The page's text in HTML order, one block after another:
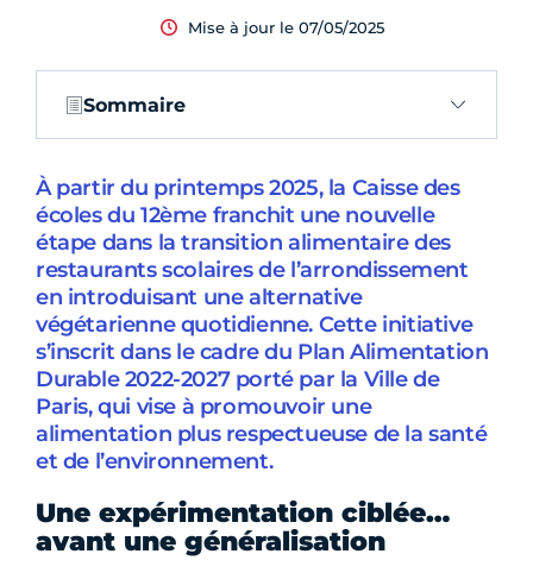
Mise à jour le 07/05/2025
Sommaire
À partir du printemps 2025, la Caisse des
écoles du 12ème franchit une nouvelle
étape dans la transition alimentaire des
restaurants scolaires de l’arrondissement
en introduisant une alternative
végétarienne quotidienne. Cette initiative
s’inscrit dans le cadre du Plan Alimentation
Durable 2022-2027 porté par la Ville de
Paris, qui vise à promouvoir une
alimentation plus respectueuse de la santé
et de l’environnement.
Une expérimentation ciblée…
avant une généralisation